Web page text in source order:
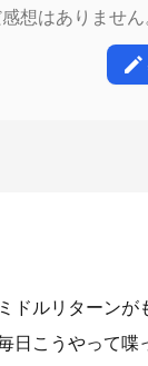
感想はありませ
ドルリターンが
日こうやって喋